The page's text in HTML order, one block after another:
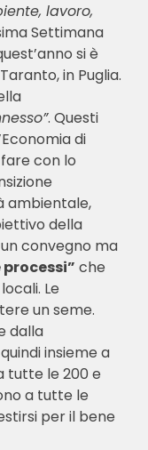
lavoro,
Settimana
si è
in Puglia.
. Questi
di
con lo
ambientale,
della
convegno ma
che
Le
un seme.
dalla
insieme a
tutte le 200 e
a tutte le
per il bene